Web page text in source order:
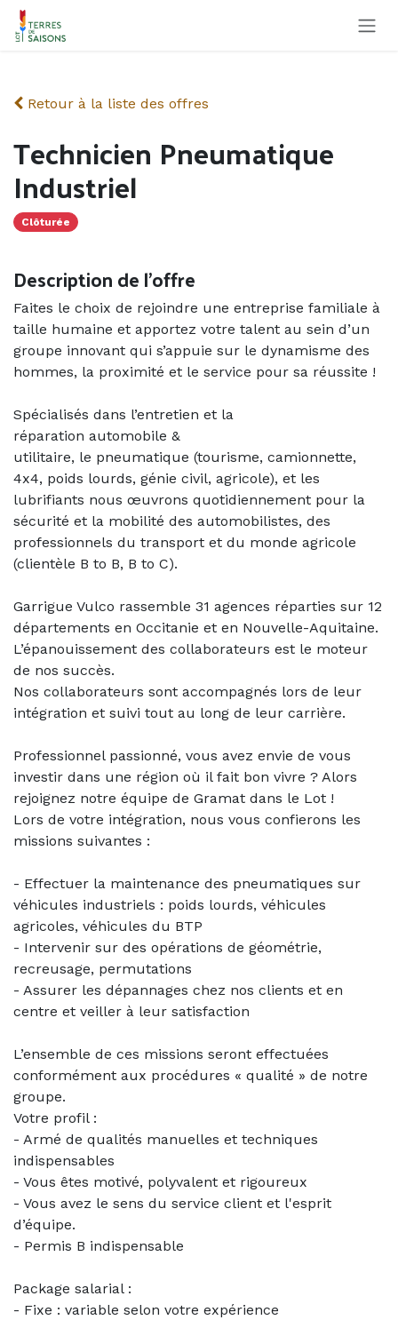
Se rendre au contenu
Retour à la liste des offres
Technicien Pneumatique
Industriel
Clôturée
Description de l'offre
Faites le choix de rejoindre une entreprise familiale à
taille humaine et apportez votre talent au sein d’un
groupe innovant qui s’appuie sur le dynamisme des
hommes, la proximité et le service pour sa réussite !
Spécialisés dans l’entretien et la
réparation automobile &
utilitaire, le pneumatique (tourisme, camionnette,
4x4, poids lourds, génie civil, agricole), et les
lubrifiants nous œuvrons quotidiennement pour la
sécurité et la mobilité des automobilistes, des
professionnels du transport et du monde agricole
(clientèle B to B, B to C).
Garrigue Vulco rassemble 31 agences réparties sur 12
départements en Occitanie et en Nouvelle-Aquitaine.
L’épanouissement des collaborateurs est le moteur
de nos succès.
Nos collaborateurs sont accompagnés lors de leur
intégration et suivi tout au long de leur carrière.
Professionnel passionné, vous avez envie de vous
investir dans une région où il fait bon vivre ? Alors
rejoignez notre équipe de Gramat dans le Lot !
Lors de votre intégration, nous vous confierons les
missions suivantes :
- Effectuer la maintenance des pneumatiques sur
véhicules industriels : poids lourds, véhicules
agricoles, véhicules du BTP
- Intervenir sur des opérations de géométrie,
recreusage, permutations
- Assurer les dépannages chez nos clients et en
centre et veiller à leur satisfaction
L’ensemble de ces missions seront effectuées
conformément aux procédures « qualité » de notre
groupe.
Votre profil :
- Armé de qualités manuelles et techniques
indispensables
- Vous êtes motivé, polyvalent et rigoureux
- Vous avez le sens du service client et l'esprit
d’équipe.
- Permis B indispensable
Package salarial :
- Fixe : variable selon votre expérience